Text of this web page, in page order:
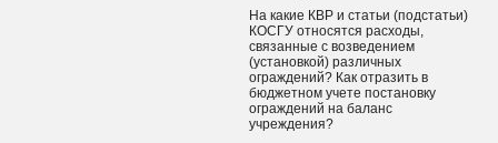
На какие КВР и статьи (подстатьи)
КОСГУ относятся расходы,
связанные с возведением
(установкой) различных
ограждений? Как отразить в
бюджетном учете постановку
ограждений на баланс
учреждения?